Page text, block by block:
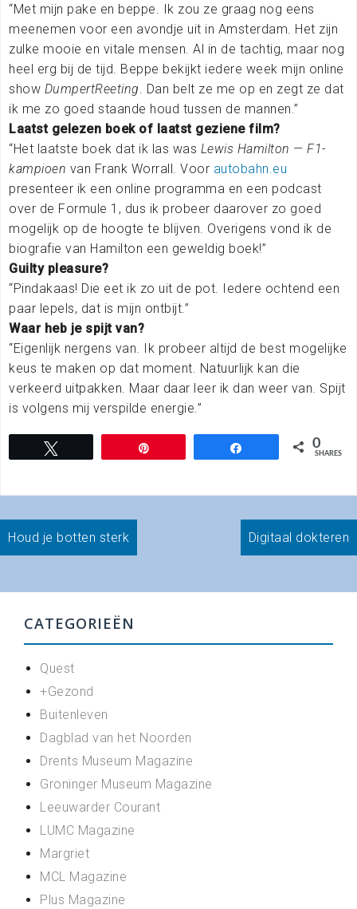
“Met mijn pake en beppe. Ik zou ze graag nog eens
meenemen voor een avondje uit in Amsterdam. Het zijn
zulke mooie en vitale mensen. Al in de tachtig, maar nog
heel erg bij de tijd. Beppe bekijkt iedere week mijn online
show DumpertReeting . Dan belt ze me op en zegt ze dat
ik me zo goed staande houd tussen de mannen.”
Laatst gelezen boek of laatst geziene film?
“Het laatste boek dat ik las was Lewis Hamilton — F1-
kampioen van Frank Worrall. Voor autobahn.eu
presenteer ik een online programma en een podcast
over de Formule 1, dus ik probeer daarover zo goed
mogelijk op de hoogte te blijven. Overigens vond ik de
biografie van Hamilton een geweldig boek!”
Guilty pleasure?
“Pindakaas! Die eet ik zo uit de pot. Iedere ochtend een
paar lepels, dat is mijn ontbijt.”
Waar heb je spijt van?
“Eigenlijk nergens van. Ik probeer altijd de best mogelijke
keus te maken op dat moment. Natuurlijk kan die
verkeerd uitpakken. Maar daar leer ik dan weer van. Spijt
is volgens mij verspilde energie.”
0
SHARES
Bericht
navigatie
Houd je botten sterk Digitaal dokteren
CATEGORIEËN
Quest
+Gezond
Buitenleven
Dagblad van het Noorden
Drents Museum Magazine
Groninger Museum Magazine
Leeuwarder Courant
LUMC Magazine
Margriet
MCL Magazine
Plus Magazine